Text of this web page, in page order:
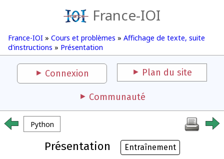
France-IOI
France-IOI » Cours et problèmes » Affichage de texte, suite
d'instructions » Présentation
Connexion Plan du site
Communauté
Python
Présentation Entraînement